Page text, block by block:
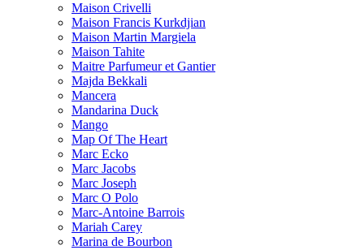
Maison Crivelli
Maison Francis Kurkdjian
Maison Martin Margiela
Maison Tahite
Maitre Parfumeur et Gantier
Majda Bekkali
Mancera
Mandarina Duck
Mango
Map Of The Heart
Marc Ecko
Marc Jacobs
Marc Joseph
Marc O Polo
Marc-Antoine Barrois
Mariah Carey
Marina de Bourbon